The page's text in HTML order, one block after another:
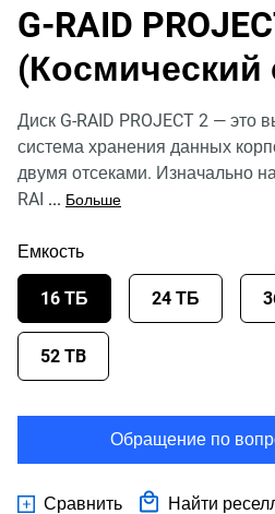
G-RAID
Диск G-RAID PROJECT 2 — это
система хранения данных
двумя отсеками. Изначально
RAI ... Больше
Емкость
16 ТБ 24 ТБ
52 TB
Обращение по
Сравнить Найти